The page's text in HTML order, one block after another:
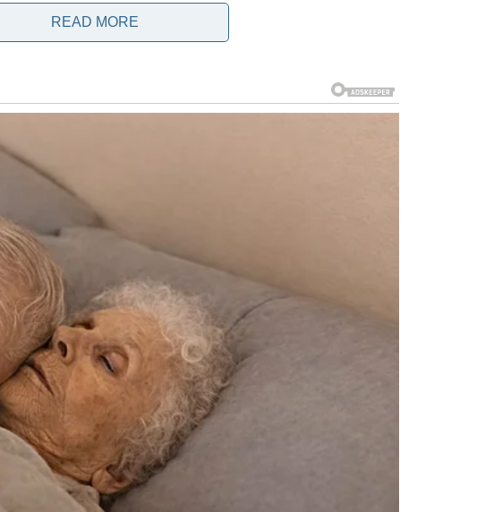
majka Mirjana bila je jednako razdragana kao i sami mladenci te je
tome što je bivša supruga poznatog televizijskog voditelja, na
Mirjana je za ovaj događaj odjenula haljinu u ciklama boji do
potpeticama kako bi upotpunila svoj komplet. Čini se da se i
u stajlingu. Može se samo zamisliti kako je Mirjanin bivši suprug
izdanju. Inače Jovan Memedović je bio taj koji je mladu
READ MORE